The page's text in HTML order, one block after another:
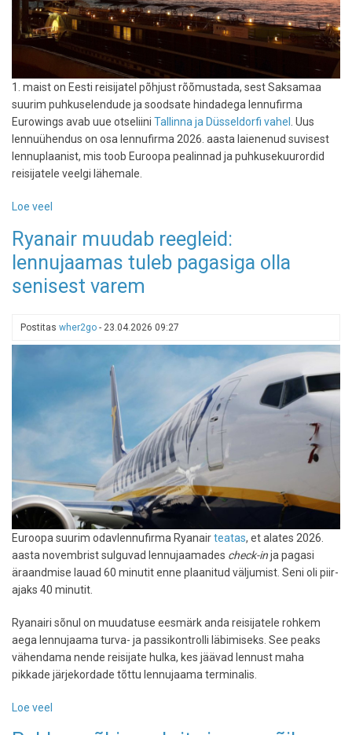
1. maist on Eesti reisijatel põhjust rõõmustada, sest Saksamaa
suurim puhkuselendude ja soodsate hindadega lennufirma
Eurowings avab uue otseliini Tallinna ja Düsseldorfi vahel . Uus
lennuühendus on osa lennufirma 2026. aasta laienenud suvisest
lennuplaanist, mis toob Euroopa pealinnad ja puhkusekuurordid
reisijatele veelgi lähemale.
Loe veel
uudis:
maist
alustab
Eurowings
Tallinnast
Düsseldorfi
Ryanair muudab reegleid:
lennujaamas tuleb pagasiga olla
senisest varem
Postitas wher2go - 23.04.2026 09:27
Euroopa suurim odavlennufirma Ryanairteatas, et alates 2026.
aasta novembrist sulguvad lennujaamades check-inja pagasi
äraandmise lauad 60 minutit enne plaanitud väljumist. Seni oli piir-
ajaks 40 minutit.
Ryanairi sõnul on muudatuse eesmärk anda reisijatele rohkem
aega lennujaama turva- ja passikontrolli läbimiseks. See peaks
vähendama nende reisijate hulka, kes jäävad lennust maha
pikkade järjekordade tõttu lennujaama terminalis.
Loe veel